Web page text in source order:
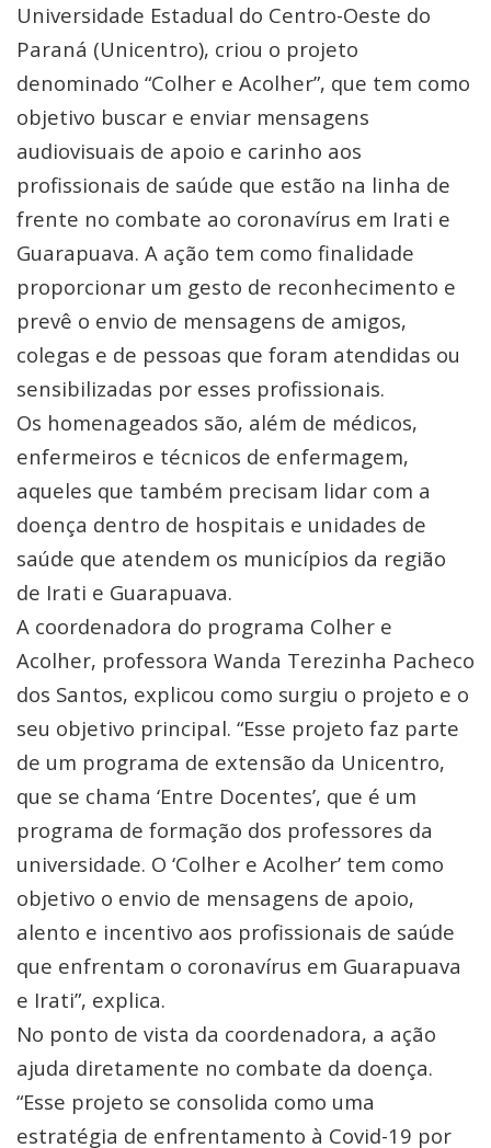
Universidade Estadual do Centro-Oeste do
Paraná (Unicentro), criou o projeto
denominado “Colher e Acolher”, que tem como
objetivo buscar e enviar mensagens
audiovisuais de apoio e carinho aos
profissionais de saúde que estão na linha de
frente no combate ao coronavírus em Irati e
Guarapuava. A ação tem como finalidade
proporcionar um gesto de reconhecimento e
prevê o envio de mensagens de amigos,
colegas e de pessoas que foram atendidas ou
sensibilizadas por esses profissionais.
Os homenageados são, além de médicos,
enfermeiros e técnicos de enfermagem,
aqueles que também precisam lidar com a
doença dentro de hospitais e unidades de
saúde que atendem os municípios da região
de Irati e Guarapuava.
A coordenadora do programa Colher e
Acolher, professora Wanda Terezinha Pacheco
dos Santos, explicou como surgiu o projeto e o
seu objetivo principal. “Esse projeto faz parte
de um programa de extensão da Unicentro,
que se chama ‘Entre Docentes’, que é um
programa de formação dos professores da
universidade. O ‘Colher e Acolher’ tem como
objetivo o envio de mensagens de apoio,
alento e incentivo aos profissionais de saúde
que enfrentam o coronavírus em Guarapuava
e Irati”, explica.
No ponto de vista da coordenadora, a ação
ajuda diretamente no combate da doença.
“Esse projeto se consolida como uma
estratégia de enfrentamento à Covid-19 por